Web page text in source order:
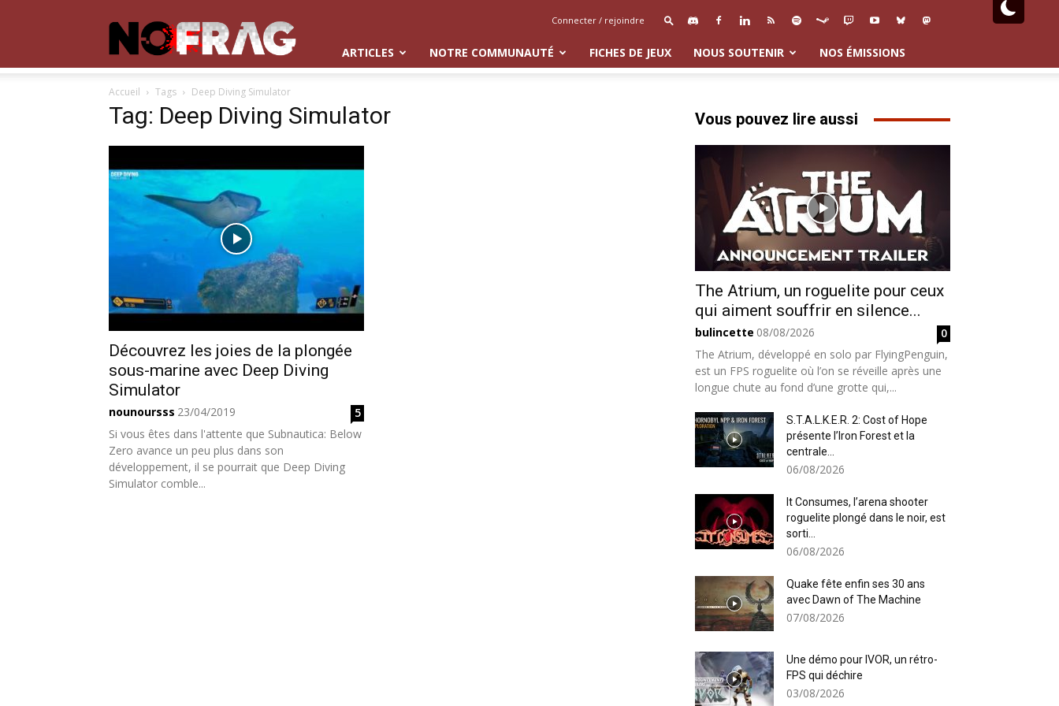
Connecter / rejoindre
ARTICLES NOTRE COMMUNAUTÉ FICHES DE JEUX NOUS SOUTENIR NOS ÉMISSIONS
Accueil Tags Deep Diving Simulator
Tag: Deep Diving Simulator
Découvrez les joies de la plongée
sous-marine avec Deep Diving
Simulator
nounoursss 23/04/2019
5
Si vous êtes dans l'attente que Subnautica: Below
Zero avance un peu plus dans son
développement, il se pourrait que Deep Diving
Simulator comble...
Vous pouvez lire aussi
The Atrium, un roguelite pour ceux
qui aiment souffrir en silence...
bulincette 08/08/2026
0
The Atrium, développé en solo par FlyingPenguin,
est un FPS roguelite où l’on se réveille après une
longue chute au fond d’une grotte qui,...
S.T.A.L.K.E.R. 2: Cost of Hope
présente l’Iron Forest et la
centrale...
06/08/2026
It Consumes, l’arena shooter
roguelite plongé dans le noir, est
sorti...
06/08/2026
Quake fête enfin ses 30 ans
avec Dawn of The Machine
07/08/2026
Une démo pour IVOR, un rétro-
FPS qui déchire
03/08/2026